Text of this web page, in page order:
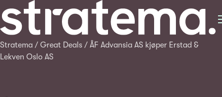
Stratema / Great Deals / ÅF Advansia AS kjøper Erstad &
Lekven Oslo AS